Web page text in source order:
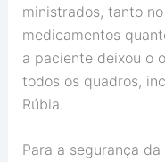
ministrados, tanto
medicamentos
a paciente deixou o
todos os quadros,
Rúbia.
Para a segurança